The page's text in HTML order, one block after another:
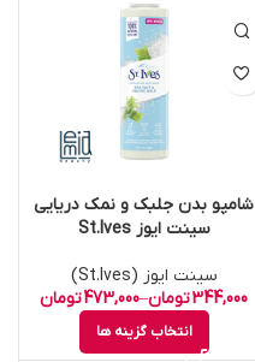
شامپو بدن جلبک و نمک دریایی
سینت ایوز St.Ives
سینت ایوز (St.Ives)
344,000تومان–
473,000تومان
انتخاب گزینه ها